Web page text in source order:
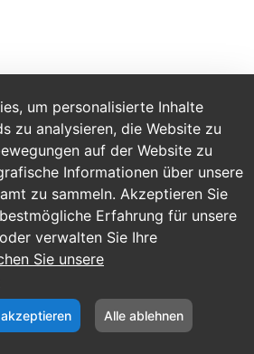
um personalisierte Inhalte
zu analysieren, die Website zu
auf der Website zu
Informationen über unsere
zu sammeln. Akzeptieren Sie
Erfahrung für unsere
verwalten Sie Ihre
Sie unsere
Alle ablehnen